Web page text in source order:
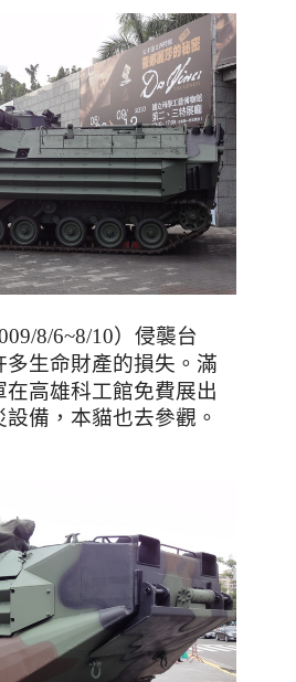
8/6~8/10）侵襲台
多生命財產的損失。滿
在高雄科工館免費展出
備，本貓也去參觀。